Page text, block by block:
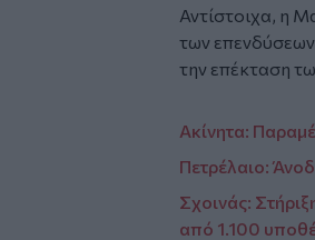
Αντίστοιχα, η
των
την επέκταση
Ακίνητα:
Πετρέλαιο:
Σχοινάς:
από 1.100